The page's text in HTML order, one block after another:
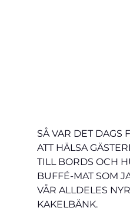
SÅ VAR DET DAGS
ATT HÄLSA
TILL BORDS OCH
BUFFÉ-MAT SOM
VÅR ALLDELES
KAKELBÄNK.